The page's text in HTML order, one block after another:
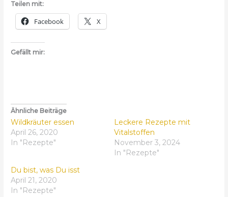
Teilen mit:
Facebook X
Gefällt mir:
Ähnliche Beiträge
Wildkräuter essen
April 26, 2020
In "Rezepte"
Leckere Rezepte mit
Vitalstoffen
November 3, 2024
In "Rezepte"
Du bist, was Du isst
April 21, 2020
In "Rezepte"